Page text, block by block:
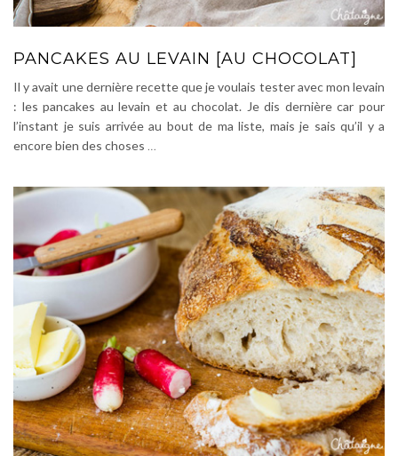
PANCAKES AU LEVAIN [AU CHOCOLAT]
Il y avait une dernière recette que je voulais tester avec mon levain
: les pancakes au levain et au chocolat. Je dis dernière car pour
l’instant je suis arrivée au bout de ma liste, mais je sais qu’il y a
encore bien des choses …